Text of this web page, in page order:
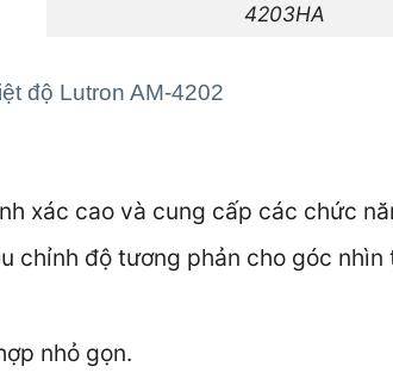
4203HA
độ Lutron AM-4202
xác cao và cung cấp các chức
chỉnh độ tương phản cho góc nhìn
nhỏ gọn.